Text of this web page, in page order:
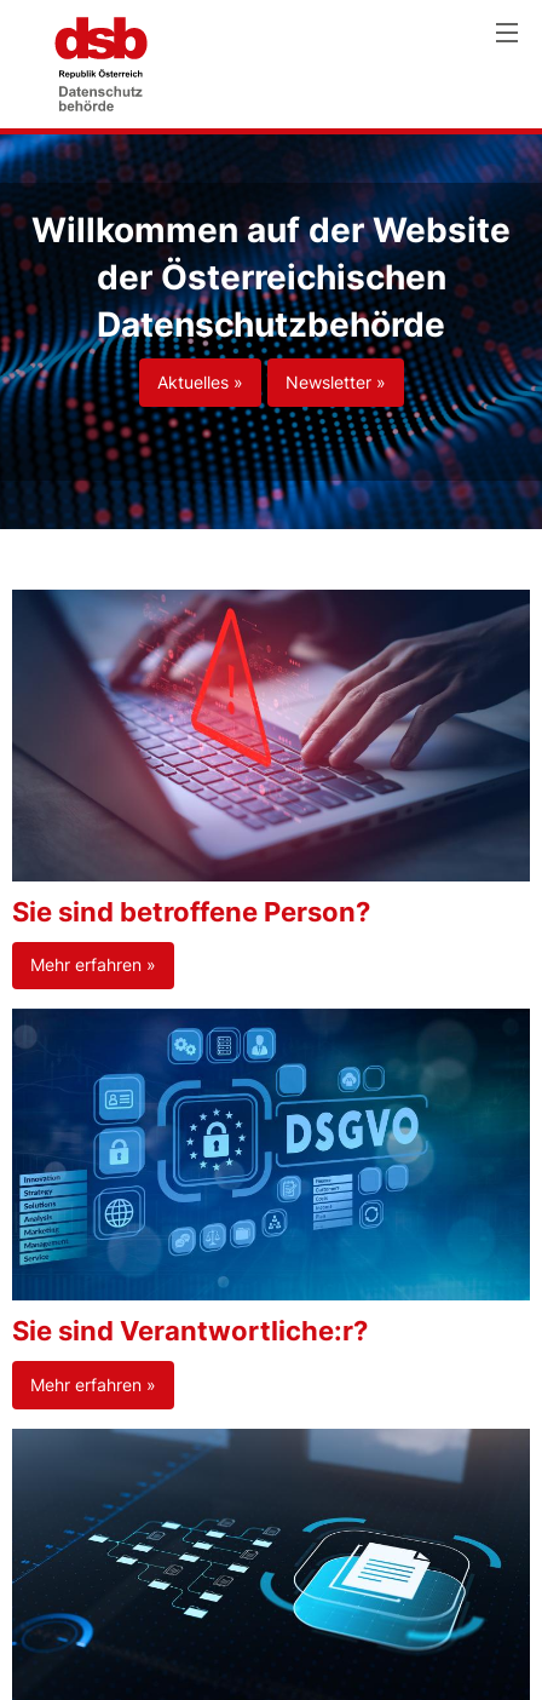
Willkommen auf der Website
der Österreichischen
Datenschutzbehörde
Aktuelles » Newsletter »
Sie sind betroffene Person?
Mehr erfahren »
Sie sind Verantwortliche:r?
Mehr erfahren »